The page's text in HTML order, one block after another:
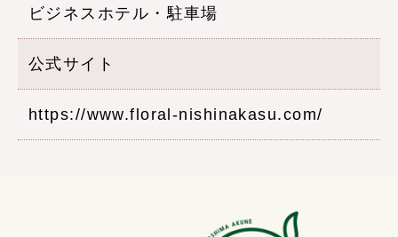
ビジネスホテル・駐車場
公式サイト
https://www.floral-nishinakasu.com/